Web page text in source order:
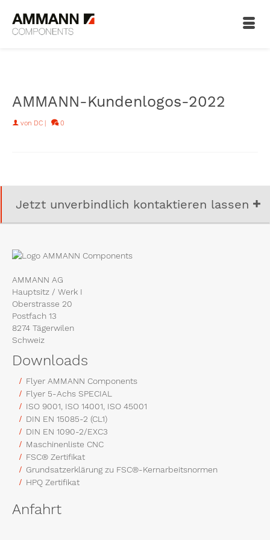
AMMANN-Kundenlogos-2022
von DC | 0
Jetzt unverbindlich kontaktieren lassen
AMMANN AG
Hauptsitz / Werk I
Oberstrasse 20
Postfach 13
8274 Tägerwilen
Schweiz
Downloads
Flyer AMMANN Components
Flyer 5-Achs SPECIAL
ISO 9001, ISO 14001, ISO 45001
DIN EN 15085-2 (CL1)
DIN EN 1090-2/EXC3
Maschinenliste CNC
FSC® Zertifikat
Grundsatzerklärung zu FSC®-Kernarbeitsnormen
HPQ Zertifikat
Anfahrt